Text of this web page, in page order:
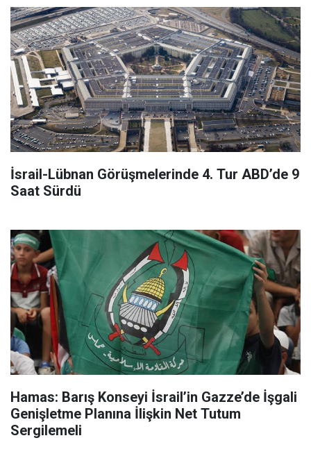
İsrail-Lübnan Görüşmelerinde 4. Tur ABD’de 9
Saat Sürdü
Hamas: Barış Konseyi İsrail’in Gazze’de İşgali
Genişletme Planına İlişkin Net Tutum
Sergilemeli